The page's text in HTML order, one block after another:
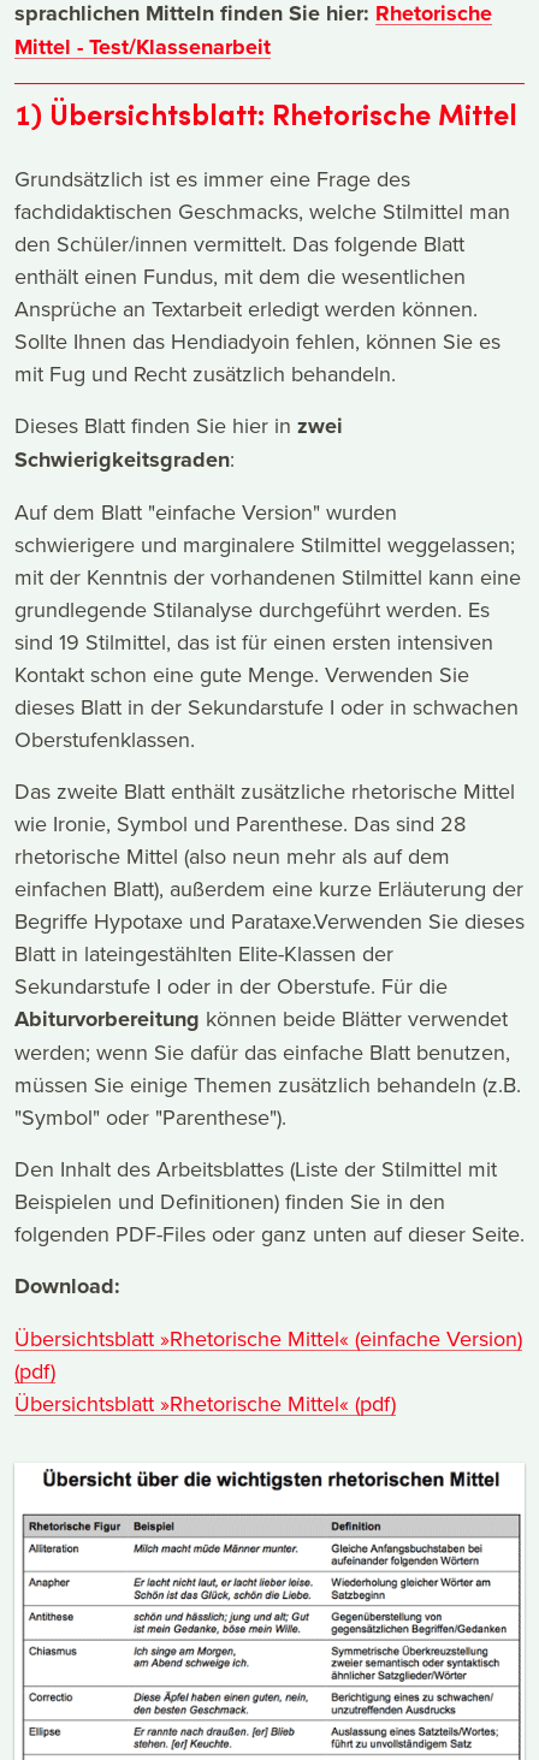
sprachlichen Mitteln finden Sie hier: Rhetorische
Mittel - Test/Klassenarbeit
1) Übersichtsblatt: Rhetorische Mittel
Grundsätzlich ist es immer eine Frage des
fachdidaktischen Geschmacks, welche Stilmittel man
den Schüler/innen vermittelt. Das folgende Blatt
enthält einen Fundus, mit dem die wesentlichen
Ansprüche an Textarbeit erledigt werden können.
Sollte Ihnen das Hendiadyoin fehlen, können Sie es
mit Fug und Recht zusätzlich behandeln.
Dieses Blatt finden Sie hier in zwei
Schwierigkeitsgraden:
Auf dem Blatt "einfache Version" wurden
schwierigere und marginalere Stilmittel weggelassen;
mit der Kenntnis der vorhandenen Stilmittel kann eine
grundlegende Stilanalyse durchgeführt werden. Es
sind 19 Stilmittel, das ist für einen ersten intensiven
Kontakt schon eine gute Menge. Verwenden Sie
dieses Blatt in der Sekundarstufe I oder in schwachen
Oberstufenklassen.
Das zweite Blatt enthält zusätzliche rhetorische Mittel
wie Ironie, Symbol und Parenthese. Das sind 28
rhetorische Mittel (also neun mehr als auf dem
einfachen Blatt), außerdem eine kurze Erläuterung der
Begriffe Hypotaxe und Parataxe.Verwenden Sie dieses
Blatt in lateingestählten Elite-Klassen der
Sekundarstufe I oder in der Oberstufe. Für die
Abiturvorbereitung können beide Blätter verwendet
werden; wenn Sie dafür das einfache Blatt benutzen,
müssen Sie einige Themen zusätzlich behandeln (z.B.
"Symbol" oder "Parenthese").
Den Inhalt des Arbeitsblattes (Liste der Stilmittel mit
Beispielen und Definitionen) finden Sie in den
folgenden PDF-Files oder ganz unten auf dieser Seite.
Download:
Übersichtsblatt »Rhetorische Mittel« (einfache Version)
(pdf)
Übersichtsblatt »Rhetorische Mittel« (pdf)